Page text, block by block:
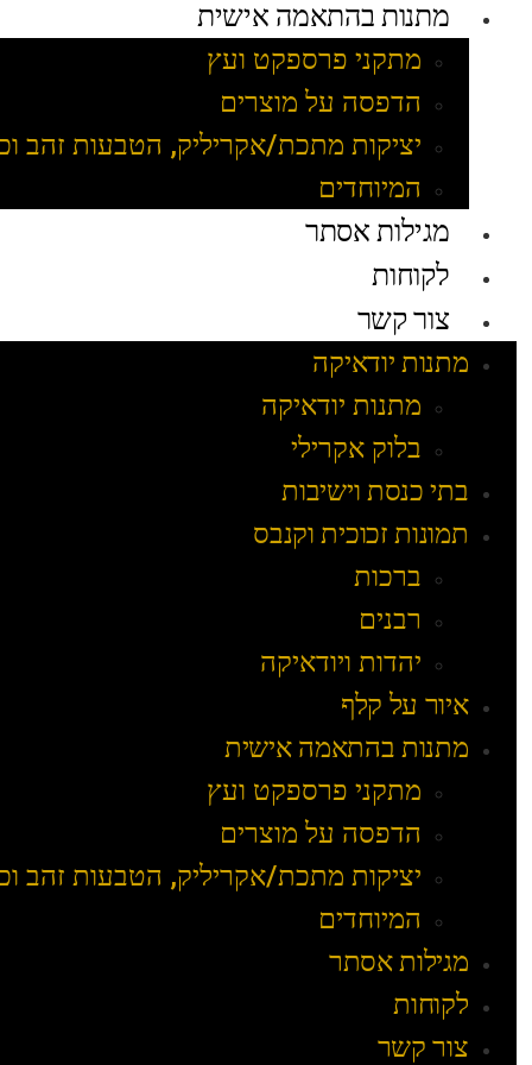
מתנות בהתאמה אישית
מתקני פרספקט ועץ
הדפסה על מוצרים
יציקות מתכת/אקריליק, הטבעות זהב
המיוחדים
מגילות אסתר
לקוחות
צור קשר
מתנות יודאיקה
מתנות יודאיקה
בלוק אקרילי
בתי כנסת וישיבות
תמונות זכוכית וקנבס
ברכות
רבנים
יהדות ויודאיקה
איור על קלף
מתנות בהתאמה אישית
מתקני פרספקט ועץ
הדפסה על מוצרים
יציקות מתכת/אקריליק, הטבעות זהב
המיוחדים
מגילות אסתר
לקוחות
צור קשר